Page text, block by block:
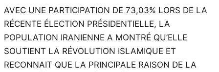
AVEC UNE PARTICIPATION DE 73,03% LORS DE LA
RÉCENTE ÉLECTION PRÉSIDENTIELLE, LA
POPULATION IRANIENNE A MONTRÉ QU’ELLE
SOUTIENT LA RÉVOLUTION ISLAMIQUE ET
RECONNAIT QUE LA PRINCIPALE RAISON DE LA